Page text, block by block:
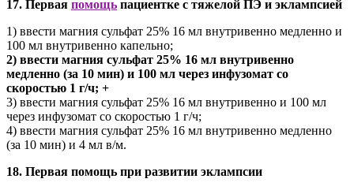
17. Первая помощь пациентке с тяжелой ПЭ и эклампсией
1) ввести магния сульфат 25% 16 мл внутривенно медленно и
100 мл внутривенно капельно;
2) ввести магния сульфат 25% 16 мл внутривенно
медленно (за 10 мин) и 100 мл через инфузомат со
скоростью 1 г/ч; +
3) ввести магния сульфат 25% 16 мл внутривенно и 100 мл
через инфузомат со скоростью 1 г/ч;
4) ввести магния сульфат 25% 16 мл внутривенно медленно
(за 10 мин) и 4 мл в/м.
18. Первая помощь при развитии эклампсии